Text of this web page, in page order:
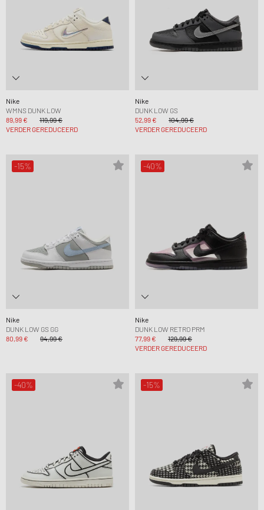
Nike
WMNS DUNK LOW
89,99 €
119,99 €
VERDER GEREDUCEERD
Nike
DUNK LOW GS
52,99 €
104,99 €
VERDER GEREDUCEERD
-15%
Nike
DUNK LOW GS GG
80,99 €
94,99 €
-40%
Nike
DUNK LOW RETRO PRM
77,99 €
129,99 €
VERDER GEREDUCEERD
-40% -15%